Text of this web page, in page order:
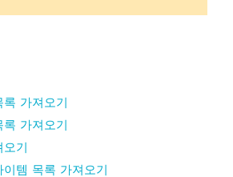
가져오기
가져오기
기
템 목록 가져오기